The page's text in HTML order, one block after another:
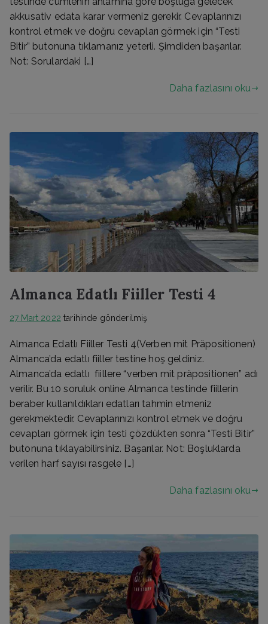
akkusativ edata karar vermeniz gerekir. Cevaplarınızı
kontrol etmek ve doğru cevapları görmek için “Testi
Bitir” butonuna tıklamanız yeterli. Şimdiden başarılar.
Not: Sorulardaki […]
Daha fazlasını oku
Almanca Edatlı Fiiller Testi 4
27 Mart 2022 tarihinde gönderilmiş
Almanca Edatlı Fiiller Testi 4(Verben mit Präpositionen)
Almanca’da edatlı fiiller testine hoş geldiniz.
Almanca’da edatlı fiillere “verben mit präpositionen” adı
verilir. Bu 10 soruluk online Almanca testinde fiillerin
beraber kullanıldıkları edatları tahmin etmeniz
gerekmektedir. Cevaplarınızı kontrol etmek ve doğru
cevapları görmek için testi çözdükten sonra “Testi Bitir”
butonuna tıklayabilirsiniz. Başarılar. Not: Boşluklarda
verilen harf sayısı rasgele […]
Daha fazlasını oku